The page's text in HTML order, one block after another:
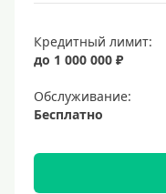
Кредитный лимит:
до 1 000 000 ₽
Обслуживание:
Бесплатно